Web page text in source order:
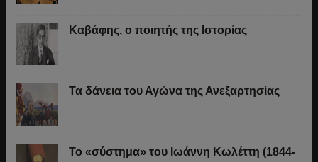
Καβάφης, ο ποιητής της Ιστορίας
Τα δάνεια του Αγώνα της Ανεξαρτησίας
Το «σύστημα» του Ιωάννη Κωλέττη (1844-